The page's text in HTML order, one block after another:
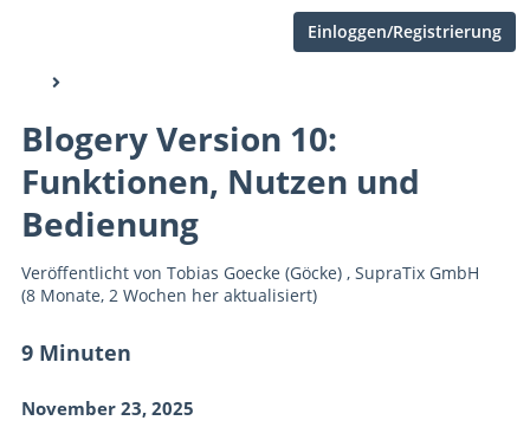
Einloggen/Registrierung
9 Minuten
November 23, 2025
Blogery Version 10:
Funktionen, Nutzen und
Bedienung
Veröffentlicht von Tobias Goecke (Göcke), SupraTix GmbH
(8 Monate, 2 Wochen her aktualisiert)